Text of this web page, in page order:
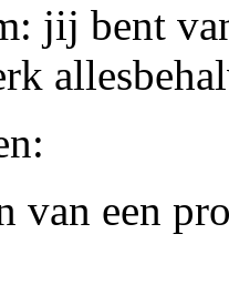
jij bent
van een